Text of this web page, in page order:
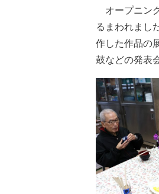
オープニン
るまわれまし
作した作品の
鼓などの発表